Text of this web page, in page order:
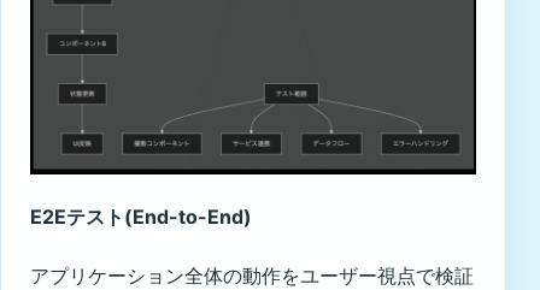
E2Eテスト(End-to-End)
アプリケーション全体の動作をユーザー視点で検証